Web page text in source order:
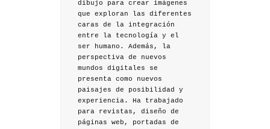
dibujo para crear imágenes
que exploran las diferentes
caras de la integración
entre la tecnología y el
ser humano. Además, la
perspectiva de nuevos
mundos digitales se
presenta como nuevos
paisajes de posibilidad y
experiencia. Ha trabajado
para revistas, diseño de
páginas web, portadas de